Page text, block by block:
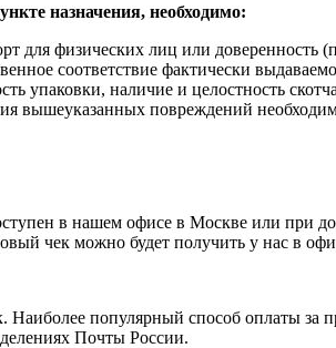
назначения, необходимо:
для физических лиц или доверенность
соответствие фактически
упаковки, наличие и целостность
вышеуказанных повреждений
в нашем офисе в Москве или при
чек можно будет получить у нас в
Наиболее популярный способ оплаты
Почты России.